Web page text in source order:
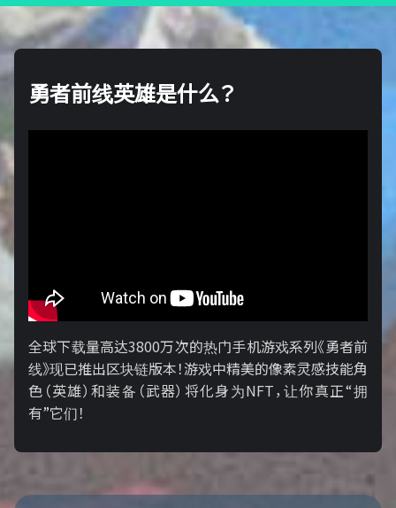
勇者前线英雄是什么？
全球下载量高达3800万次的热门手机游戏系列《勇者前
线》现已推出区块链版本！游戏中精美的像素灵感技能角
色（英雄）和装备（武器）将化身为NFT，让你真正“拥
有”它们！